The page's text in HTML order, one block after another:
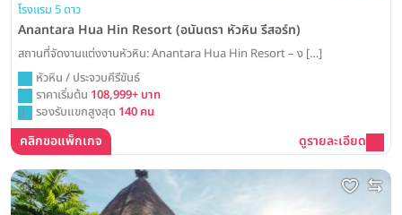
โรงแรม 5 ดาว
Anantara Hua Hin Resort (อนันตรา หัวหิน รีสอร์ท)
สถานที่จัดงานแต่งงานหัวหิน: Anantara Hua Hin Resort – ง […]
หัวหิน / ประจวบคีรีขันธ์
ราคาเริ่มต้น 108,999+ บาท
รองรับแขกสูงสุด 140 คน
คลิกขอแพ็กเกจ ดูรายละเอียด